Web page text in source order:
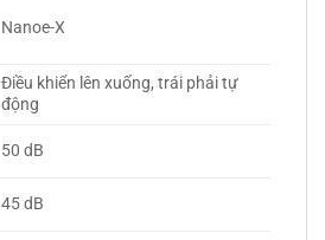
Nanoe-X
Điều khiển lên xuống, trái phải tự
động
50 dB
45 dB